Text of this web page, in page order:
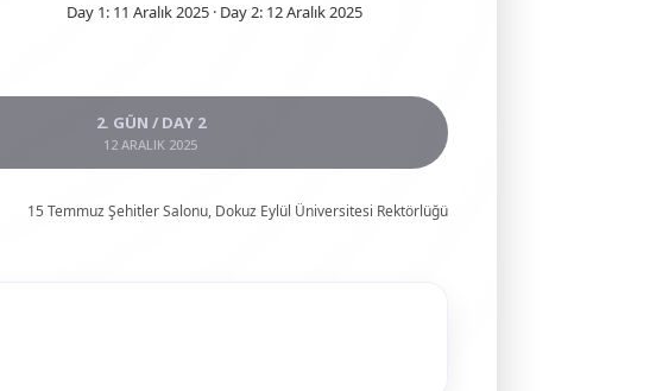
Day 1: 11 Aralık 2025 · Day 2: 12 Aralık 2025
2. GÜN / DAY 2
12 ARALIK 2025
15 Temmuz Şehitler Salonu, Dokuz Eylül Üniversitesi Rektörlüğü